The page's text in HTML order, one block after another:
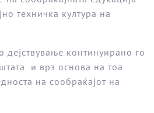
техничка култура на
континуирано го
и врз основа на тоа
на сообраќајот на